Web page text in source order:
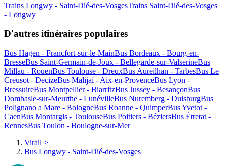
Trains Longwy - Saint-Dié-des-VosgesTrains Saint-Dié-des-Vosges
- Longwy
D'autres itinéraires populaires
Bus Hagen - Francfort-sur-le-MainBus Bordeaux - Bourg-en-
BresseBus Saint-Germain-de-Joux - Bellegarde-sur-ValserineBus
Millau - RouenBus Toulouse - DreuxBus Aureilhan - TarbesBus Le
Creusot - DecizeBus Malijai - Aix-en-ProvenceBus Lyon -
BressuireBus Montpellier - BiarritzBus Jussey - BesançonBus
Dombasle-sur-Meurthe - LunévilleBus Nuremberg - DuisburgBus
Polignano a Mare - BologneBus Roanne - QuimperBus Yvetot -
CaenBus Montargis - ToulouseBus Poitiers - BéziersBus Étretat -
RennesBus Toulon - Boulogne-sur-Mer
Virail >
Bus Longwy - Saint-Dié-des-Vosges